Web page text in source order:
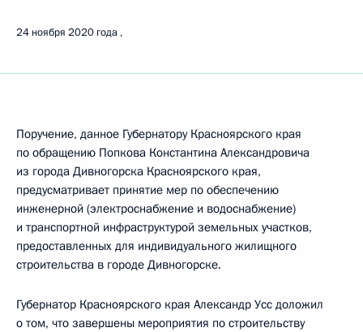
24 ноября 2020 года
Поручение, данное Губернатору Красноярского края
по обращению Попкова Константина Александровича
из города Дивногорска Красноярского края,
предусматривает принятие мер по обеспечению
инженерной (электроснабжение и водоснабжение)
и транспортной инфраструктурой земельных участков,
предоставленных для индивидуального жилищного
строительства в городе Дивногорске.
Губернатор Красноярского края Александр Усс доложил
о том, что завершены мероприятия по строительству